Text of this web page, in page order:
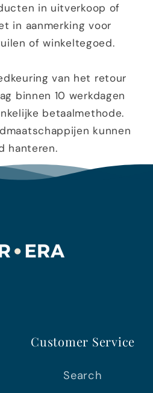
in uitverkoop of
in aanmerking voor
of winkeltegoed.
van het retour
binnen 10 werkdagen
betaalmethode.
kunnen
hanteren.
Customer Service
Search